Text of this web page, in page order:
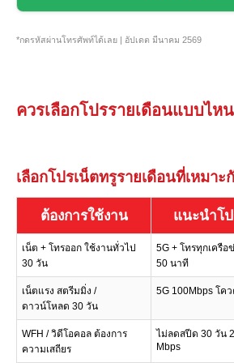
*กดรหัสผ่านโทรศัพท์ได้เลย | อัปเดต มีนาคม 2569
ควรเลือกโปรรายเดือนแบบไห
เลือกโปรเน็ตทรูรายเดือนที่เหมา
ต้องการใช้งาน แนะนำโ
เน็ต + โทรออก ใช้งานทั่วไป
30 วัน
5G + โทรทุกเครือ
50 นาที
เน็ตแรง สตรีมมิ่ง /
ดาวน์โหลด 30 วัน
5G 100Mbps โค
WFH / วิดีโอคอล ต้องการ
ความเสถียร
ไม่ลดสปีด 30 วัน
Mbps